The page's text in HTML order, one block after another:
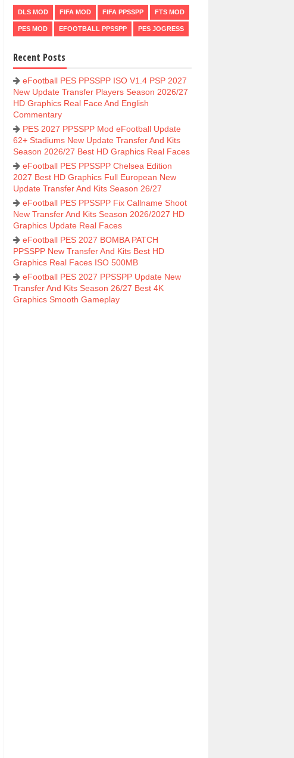
DLS MOD FIFA MOD FIFA PPSSPP FTS MOD
PES MOD EFOOTBALL PPSSPP PES JOGRESS
Recent Posts
eFootball PES PPSSPP ISO V1.4 PSP 2027
New Update Transfer Players Season 2026/27
HD Graphics Real Face And English
Commentary
PES 2027 PPSSPP Mod eFootball Update
62+ Stadiums New Update Transfer And Kits
Season 2026/27 Best HD Graphics Real Faces
eFootball PES PPSSPP Chelsea Edition
2027 Best HD Graphics Full European New
Update Transfer And Kits Season 26/27
eFootball PES PPSSPP Fix Callname Shoot
New Transfer And Kits Season 2026/2027 HD
Graphics Update Real Faces
eFootball PES 2027 BOMBA PATCH
PPSSPP New Transfer And Kits Best HD
Graphics Real Faces ISO 500MB
eFootball PES 2027 PPSSPP Update New
Transfer And Kits Season 26/27 Best 4K
Graphics Smooth Gameplay